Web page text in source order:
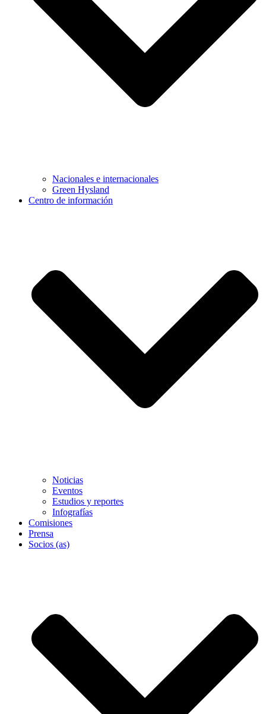
Nacionales e internacionales
Green Hysland
Centro de información
Noticias
Eventos
Estudios y reportes
Infografías
Comisiones
Prensa
Socios (as)